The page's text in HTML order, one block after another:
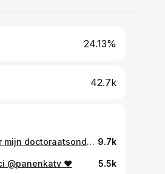
24.13%
42.7k
Ik krijg heel vaak vragen over mijn doctoraatsonderzoek - waar ik nu precies onderzoek naar doe en wat de resultaten hiervan zijn. De eindmeet komt in zicht, dus het leek me een mooi moment om enkele inzichten betreffende het topic met jullie te delen. Indien jullie meer informatie willen, verwijs ik heel graag door naar @magditonline - een initiatief opgezet door gedreven collega’s en mezelf. Het schrijven van dit bericht heeft me lang beziggehouden. Ik vind het zelf een heel gevoelig topic en wil allesbehalve het idee wekken dat ik met de vinger wijs naar ouders die ervoor kiezen om hun kind online te delen. Met de hand op het hart - ik deel dit bericht met de beste bedoelingen. Voor de ouders Maar vooral voor de kinderen ❤️ 9.7k
@panenkatv ❤️ 5.5k